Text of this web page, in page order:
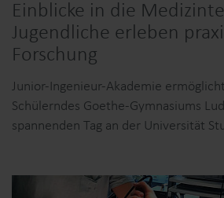
Einblicke in die
Jugendliche erleben
Forschung
Junior-Ingenieur-Akademie
Schülerndes Goethe-Gymnasiums
spannenden Tag an der Universität